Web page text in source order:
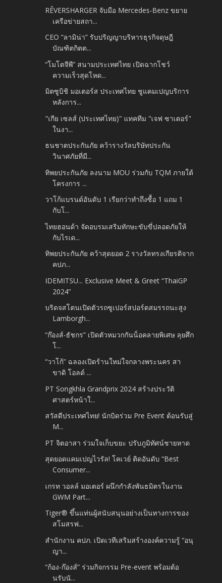
RÊVERSHARGER จับมือ Mercedes-Benz ขยาย
เครือข่ายสถา...
CEO “ลามิน่า” รับปริญญาบริหารธุรกิจดุษฎี
บัณฑิตกิตต...
“โมโตจีพี” สนามประเทศไทย เปิดฉากโชว์
ความเร็วสุดโหด...
มิตซูบิชิ มอเตอร์ส ประเทศไทย ชูแคมเปญบริการ
หลังการ...
"เกีย เซลส์ (ประเทศไทย)" แทคทีม "เจฟ ซาเตอร์"
ในงา...
ธนชาตประกันภัย คว้ารางวัลบริษัทประกัน
วินาศภัยที่มี...
ทิพยประกันภัย ลงนาม MOU ร่วมกับ TQM ภายใต้
โครงการ ...
วาโก้แบรนด์อันดับ 1 เรียกว่าทำถึงซื้อ 1 แถม 1
กับโ...
ไทยฮอนด้า จัดอบรมเสริมทักษะขับขี่ปลอดภัยให้
กับไรเด...
ทิพยประกันภัย คว้าสุดยอด 2 รางวัลทรงเกียรติจาก
คปภ...
IDEMITSU... Exclusive Meet & Greet “ThaiGP
2024”
บริดจสโตนเปิดตัวรถซูเปอร์สปอร์ตสมรรถนะสูง
Lamborgh...
“ก๊องส์-ธัชกร” เปิดตัวหมวกกันน็อคลายพิเศษ ลุยศึก
โ...
“วาโก้” ฉลองเปิดร้านใหม่ใจกลางพระนคร สา
ขาดิ โอลด์ ...
PT Songkhla Grandprix 2024 สร้างประวัติ
ศาสตร์หน้าใ...
สวัสดีประเทศไทย! นักบิดร่วม Pre Event ต้อนรับสู่
M...
PT จิตอาสา ร่วมใจเก็บขยะ ปรับภูมิทัศน์ชายหาด
สุดยอดแคมเปญไวรัล! โคเวย์ ติดอันดับ “Best
Consumer...
เกรท วอลล์ มอเตอร์ ผนึกกำลังพันธมิตรในงาน
GWM Part...
Tiger® ขึ้นแท่นผู้สนับสนุนอย่างเป็นทางการของ
สโมสรฟ...
สำนักงาน คปภ. เปิดเวทีเสริมสร้างองค์ความรู้ “อนุ
ญา...
“ก้อง-ก๊องส์” ร่วมกิจกรรม Pre-event พร้อมต้อ
นรับนั...